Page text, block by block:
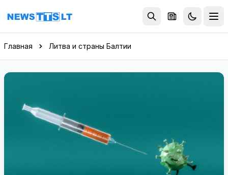
Перейти к содержимому
Главная Литва и страны Балтии